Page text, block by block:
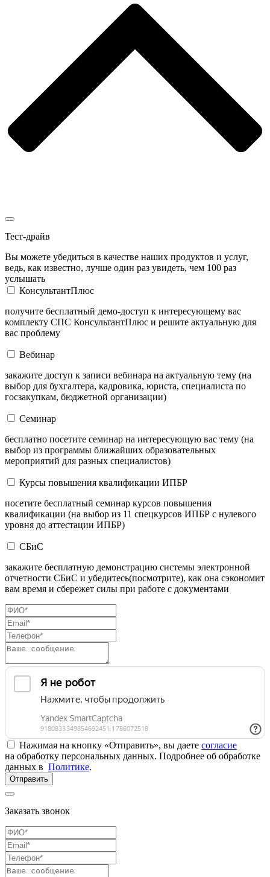
Тест-драйв
Вы можете убедиться в качестве наших продуктов и услуг,
ведь, как известно, лучше один раз увидеть, чем 100 раз
услышать
КонсультантПлюс
получите бесплатный демо-доступ к интересующему вас
комплекту СПС КонсультантПлюс и решите актуальную для
вас проблему
Вебинар
закажите доступ к записи вебинара на актуальную тему (на
выбор для бухгалтера, кадровика, юриста, специалиста по
госзакупкам, бюджетной организации)
Семинар
бесплатно посетите семинар на интересующую вас тему (на
выбор из программы ближайших образовательных
мероприятий для разных специалистов)
Курсы повышения квалификации ИПБР
посетите бесплатный семинар курсов повышения
квалификации (на выбор из 11 спецкурсов ИПБР с нулевого
уровня до аттестации ИПБР)
СБиС
закажите бесплатную демонстрацию системы электронной
отчетности СБиС и убедитесь(посмотрите), как она сэкономит
вам время и сбережет силы при работе с документами
Нажимая на кнопку «Отправить», вы даете согласие
на обработку персональных данных. Подробнее об обработке
данных в Политике.
Отправить
Заказать звонок